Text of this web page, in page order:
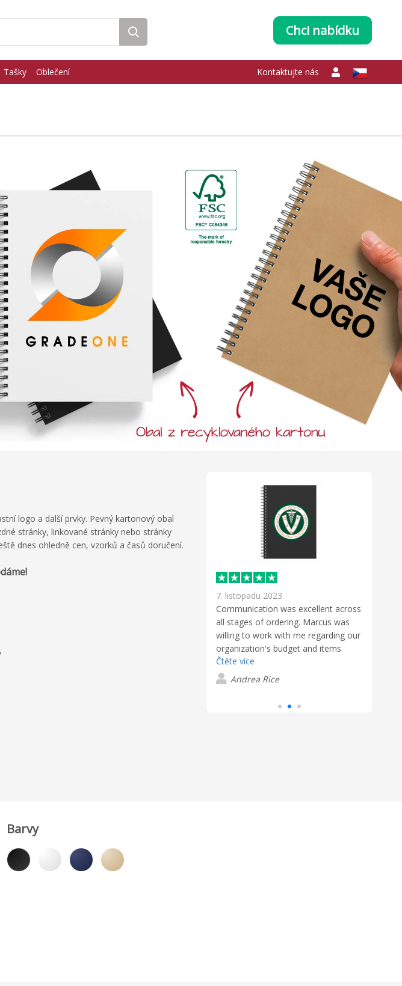
Chci nabídku
Tašky Oblečení Kontaktujte nás
logo a další prvky. Pevný kartonový obal
stránky, linkované stránky nebo stránky
dnes ohledně cen, vzorků a časů doručení.
7. listopadu 2023
Communication was excellent across
all stages of ordering. Marcus was
willing to work with me regarding our
organization's budget and items
desired
Čtěte více
Andrea Rice
Barvy